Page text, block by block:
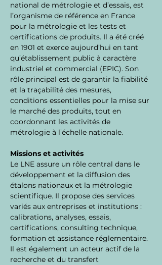
national de métrologie et d’essais, est
l’organisme de référence en France
pour la métrologie et les tests et
certifications de produits. Il a été créé
en 1901 et exerce aujourd’hui en tant
qu’établissement public à caractère
industriel et commercial (EPIC). Son
rôle principal est de garantir la fiabilité
et la traçabilité des mesures,
conditions essentielles pour la mise sur
le marché des produits, tout en
coordonnant les activités de
métrologie à l’échelle nationale.
Missions et activités
Le LNE assure un rôle central dans le
développement et la diffusion des
étalons nationaux et la métrologie
scientifique. Il propose des services
variés aux entreprises et institutions :
calibrations, analyses, essais,
certifications, consulting technique,
formation et assistance réglementaire.
Il est également un acteur actif de la
recherche et du transfert